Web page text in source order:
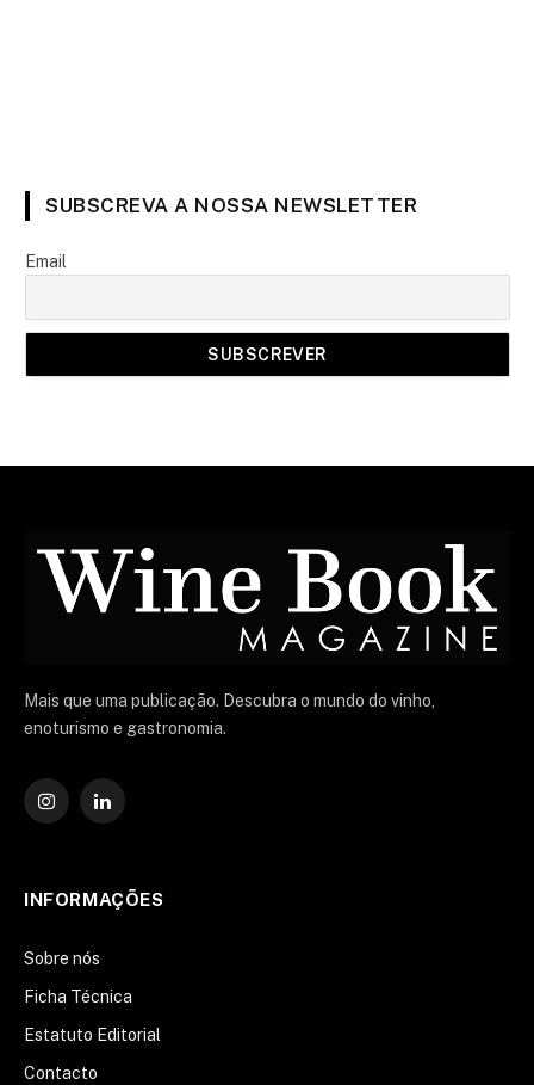
SUBSCREVA A NOSSA NEWSLETTER
Email
Mais que uma publicação. Descubra o mundo do vinho,
enoturismo e gastronomia.
Instagram
O
INFORMAÇÕES
Sobre nós
Ficha Técnica
Estatuto Editorial
Contacto